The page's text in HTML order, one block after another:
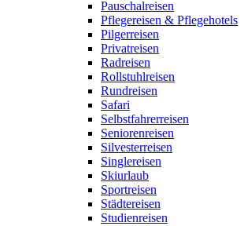
Pauschalreisen
Pflegereisen & Pflegehotels
Pilgerreisen
Privatreisen
Radreisen
Rollstuhlreisen
Rundreisen
Safari
Selbstfahrerreisen
Seniorenreisen
Silvesterreisen
Singlereisen
Skiurlaub
Sportreisen
Städtereisen
Studienreisen